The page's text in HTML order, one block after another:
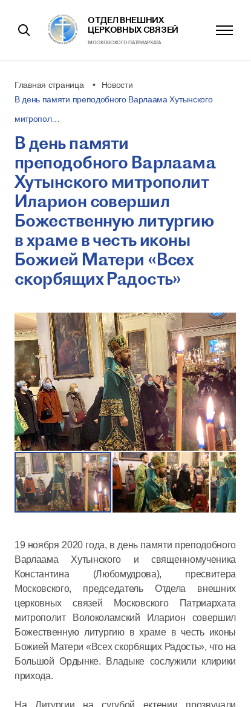
ОТДЕЛ ВНЕШНИХ
ЦЕРКОВНЫХ СВЯЗЕЙ
МОСКОВСКОГО ПАТРИАРХАТА
Главная страница
Новости
В день памяти преподобного Варлаама Хутынского
митропол…
В день памяти
преподобного Варлаама
Хутынского митрополит
Иларион совершил
Божественную литургию
в храме в честь иконы
Божией Матери «Всех
скорбящих Радость»
19 ноября 2020 года, в день памяти преподобного
Варлаама Хутынского и священномученика
Константина (Любомудрова), пресвитера
Московского, председатель Отдела внешних
церковных связей Московского Патриархата
митрополит Волоколамский Иларион совершил
Божественную литургию в храме в честь иконы
Божией Матери «Всех скорбящих Радость», что на
Большой Ордынке. Владыке сослужили клирики
прихода.
На Литургии на сугубой ектении прозвучали